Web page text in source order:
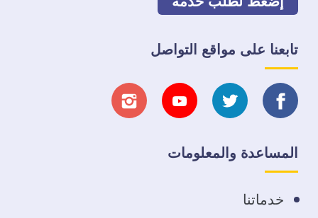
تابعنا على مواقع التواصل
تابعنا
على
فيسبوك
تابعنا
على
تابعنا تابعنا
المساعدة والمعلومات
خدماتنا